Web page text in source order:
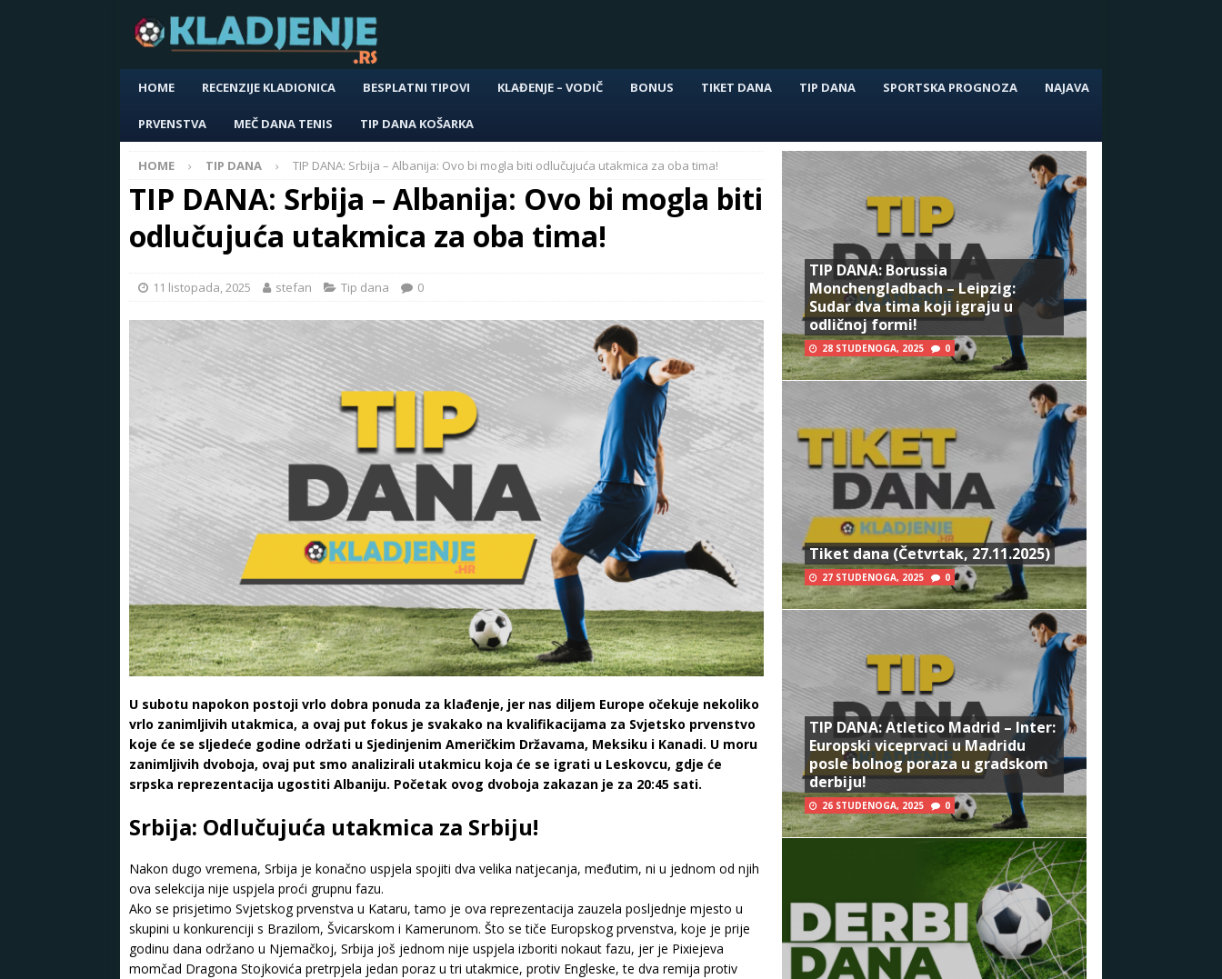
HOME RECENZIJE KLADIONICA BESPLATNI TIPOVI KLAĐENJE – VODIČ BONUS TIKET DANA TIP DANA SPORTSKA PROGNOZA NAJAVA
PRVENSTVA MEČ DANA TENIS TIP DANA KOŠARKA
HOME TIP DANA TIP DANA: Srbija – Albanija: Ovo bi mogla biti odlučujuća utakmica za oba tima!
TIP DANA: Srbija – Albanija: Ovo bi mogla biti
odlučujuća utakmica za oba tima!
11 listopada, 2025 stefan Tip dana 0
U subotu napokon postoji vrlo dobra ponuda za klađenje, jer nas diljem Europe očekuje nekoliko
vrlo zanimljivih utakmica, a ovaj put fokus je svakako na kvalifikacijama za Svjetsko prvenstvo
koje će se sljedeće godine održati u Sjedinjenim Američkim Državama, Meksiku i Kanadi. U moru
zanimljivih dvoboja, ovaj put smo analizirali utakmicu koja će se igrati u Leskovcu, gdje će
srpska reprezentacija ugostiti Albaniju. Početak ovog dvoboja zakazan je za 20:45 sati.
Srbija: Odlučujuća utakmica za Srbiju!
Nakon dugo vremena, Srbija je konačno uspjela spojiti dva velika natjecanja, međutim, ni u jednom od njih
ova selekcija nije uspjela proći grupnu fazu.
Ako se prisjetimo Svjetskog prvenstva u Kataru, tamo je ova reprezentacija zauzela posljednje mjesto u
skupini u konkurenciji s Brazilom, Švicarskom i Kamerunom. Što se tiče Europskog prvenstva, koje je prije
godinu dana održano u Njemačkoj, Srbija još jednom nije uspjela izboriti nokaut fazu, jer je Pixiejeva
momčad Dragona Stojkovića pretrpjela jedan poraz u tri utakmice, protiv Engleske, te dva remija protiv
TIP DANA: Borussia
Monchengladbach – Leipzig:
Sudar dva tima koji igraju u
odličnoj formi!
28 STUDENOGA, 2025 0
Tiket dana (Četvrtak, 27.11.2025)
27 STUDENOGA, 2025 0
TIP DANA: Atletico Madrid – Inter:
Europski viceprvaci u Madridu
posle bolnog poraza u gradskom
derbiju!
26 STUDENOGA, 2025 0